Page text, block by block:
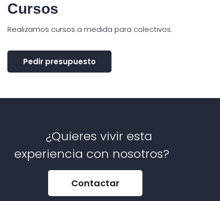
Cursos
Realizamos cursos a medida para colectivos.
Pedir presupuesto
¿Quieres vivir esta
experiencia con nosotros?
Contactar